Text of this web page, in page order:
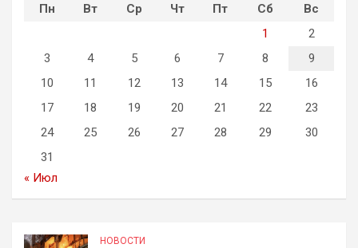
Пн
Вт Ср Чт Пт Сб
Вс
1
2
3
4 5 6 7 8
9
10
11 12 13 14 15
16
17
18 19 20 21 22
23
24
25 26 27 28 29
30
31
« Июл
НОВОСТИ